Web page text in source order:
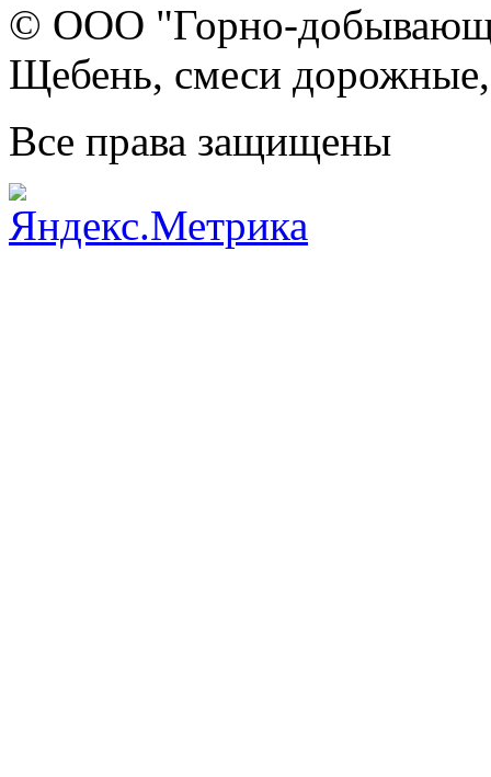
© ООО "Горно-
Щебень, смеси
Все права защищены